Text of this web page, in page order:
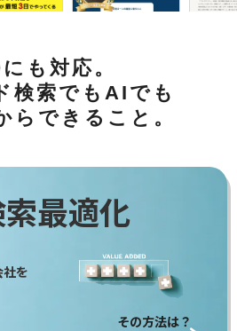
も対応。
検索でもAIでも
らできること。
最適化
を
その方法は？